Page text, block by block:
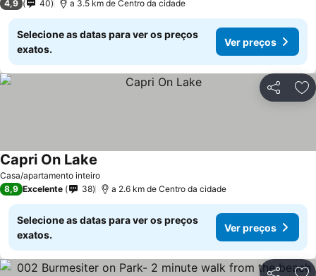
4,9 40 a 3.5 km de Centro da cidade
Selecione as datas para ver os preços
exatos.
Ver preços
Partilhar
Casa/apartamento inteiro
Capri On Lake
8,9 Excelente 38 a 2.6 km de Centro da cidade
Selecione as datas para ver os preços
exatos.
Ver preços